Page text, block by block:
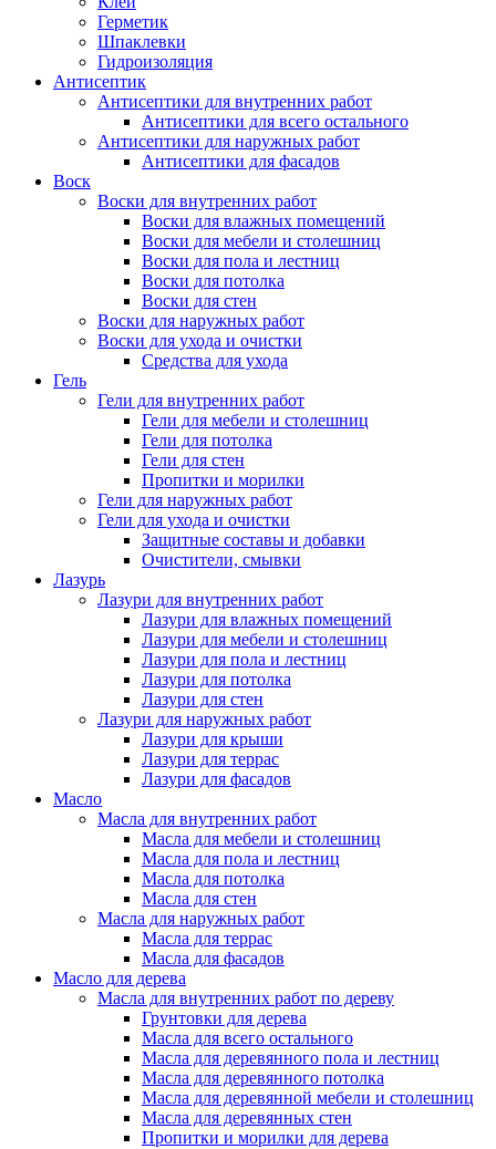
Герметик
Шпаклевки
Гидроизоляция
Антисептик
Антисептики для внутренних работ
Антисептики для всего остального
Антисептики для наружных работ
Антисептики для фасадов
Воск
Воски для внутренних работ
Воски для влажных помещений
Воски для мебели и столешниц
Воски для пола и лестниц
Воски для потолка
Воски для стен
Воски для наружных работ
Воски для ухода и очистки
Средства для ухода
Гель
Гели для внутренних работ
Гели для мебели и столешниц
Гели для потолка
Гели для стен
Пропитки и морилки
Гели для наружных работ
Гели для ухода и очистки
Защитные составы и добавки
Очистители, смывки
Лазурь
Лазури для внутренних работ
Лазури для влажных помещений
Лазури для мебели и столешниц
Лазури для пола и лестниц
Лазури для потолка
Лазури для стен
Лазури для наружных работ
Лазури для крыши
Лазури для террас
Лазури для фасадов
Масло
Масла для внутренних работ
Масла для мебели и столешниц
Масла для пола и лестниц
Масла для потолка
Масла для стен
Масла для наружных работ
Масла для террас
Масла для фасадов
Масло для дерева
Масла для внутренних работ по дереву
Грунтовки для дерева
Масла для всего остального
Масла для деревянного пола и лестниц
Масла для деревянного потолка
Масла для деревянной мебели и столешниц
Масла для деревянных стен
Пропитки и морилки для дерева